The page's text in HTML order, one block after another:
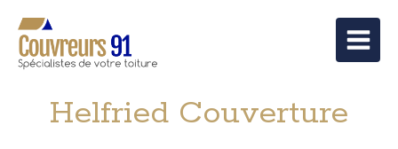
Helfried Couverture